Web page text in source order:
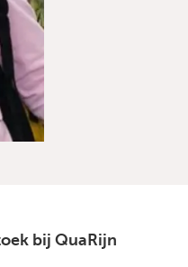
bij QuaRijn